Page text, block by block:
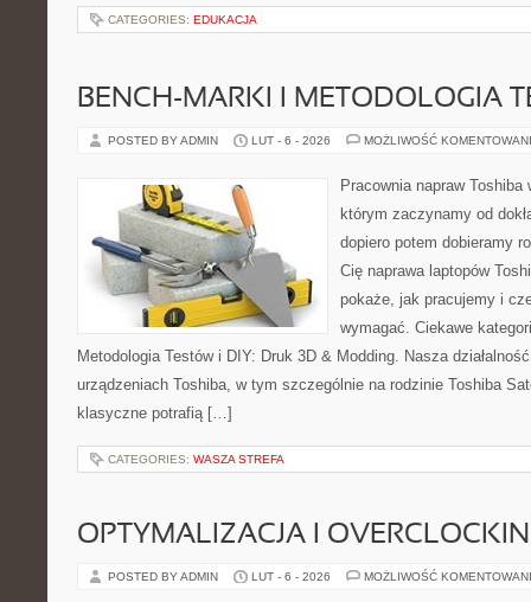
CATEGORIES: EDUKACJA
BENCH-MARKI I METODOLOGIA
POSTED BY ADMIN LUT - 6 - 2026 MOŻLIWOŚĆ
Pracownia napraw
którym zaczynamy od
dopiero potem dobieramy
Cię naprawa laptopów
pokaże, jak pracujemy i
wymagać. Ciekawe
Metodologia Testów i DIY: Druk 3D & Modding. Nasza
urządzeniach Toshiba, w tym szczególnie na rodzinie Toshiba
klasyczne potrafią […]
CATEGORIES: WASZA STREFA
OPTYMALIZACJA I
POSTED BY ADMIN LUT - 6 - 2026 MOŻLIWOŚĆ